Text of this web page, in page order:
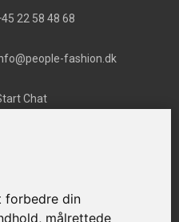
forbedre din
målrettede
22 58 48 68
fashion.dk
Chat